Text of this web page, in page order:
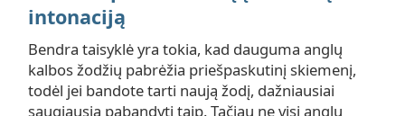
intonaciją
Bendra taisyklė yra tokia, kad dauguma anglų
kalbos žodžių pabrėžia priešpaskutinį skiemenį,
todėl jei bandote tarti naują žodį, dažniausiai
saugiausia pabandyti taip. Tačiau ne visi anglų